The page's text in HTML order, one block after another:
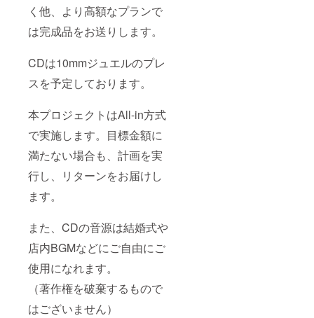
く他、より高額なプランで
は完成品をお送りします。
CDは10mmジュエルのプレ
スを予定しております。
本プロジェクトはAll-in方式
で実施します。目標金額に
満たない場合も、計画を実
行し、リターンをお届けし
ます。
また、CDの音源は結婚式や
店内BGMなどにご自由にご
使用になれます。
（著作権を破棄するもので
はございません）